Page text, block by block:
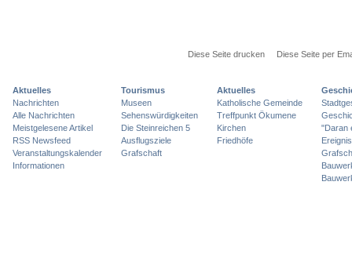
Diese Seite drucken Diese Seite per
Aktuelles
Nachrichten
Alle Nachrichten
Meistgelesene Artikel
RSS Newsfeed
Veranstaltungskalender
Informationen
Tourismus
Museen
Sehenswürdigkeiten
Die Steinreichen 5
Ausflugsziele
Grafschaft
Aktuelles
Katholische Gemeinde
Treffpunkt Ökumene
Kirchen
Friedhöfe
"Daran